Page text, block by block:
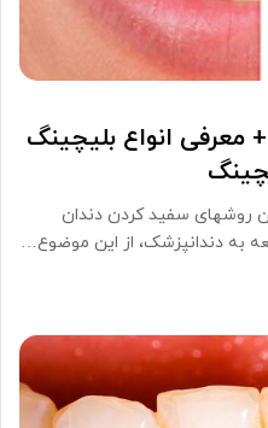
انواع بلیچینگ
روشهای سفید کردن دندان
به دندانپزشک، از این موضوع…